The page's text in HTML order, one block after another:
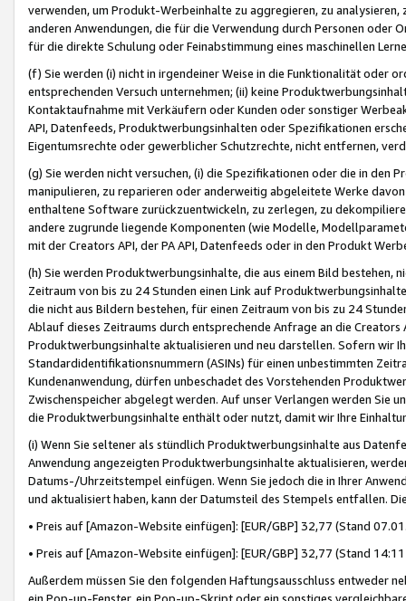
verwenden, um Produkt-Werbeinhalte zu aggregieren, zu
anderen Anwendungen, die für die Verwendung durch Personen
für die direkte Schulung oder Feinabstimmung eines maschinellen
(f) Sie werden (i) nicht in irgendeiner Weise in die Funktionalität oder
entsprechenden Versuch unternehmen; (ii) keine
Kontaktaufnahme mit Verkäufern oder Kunden oder sonstiger
API, Datenfeeds, Produktwerbungsinhalten oder Spezifikationen
Eigentumsrechte oder gewerblicher Schutzrechte, nicht entfernen,
(g) Sie werden nicht versuchen, (i) die Spezifikationen oder die in
manipulieren, zu reparieren oder anderweitig abgeleitete Werke
enthaltene Software zurückzuentwickeln, zu zerlegen, zu
andere zugrunde liegende Komponenten (wie Modelle,
mit der Creators API, der PA API, Datenfeeds oder in den Produkt
(h) Sie werden Produktwerbungsinhalte, die aus einem Bild bestehen,
Zeitraum von bis zu 24 Stunden einen Link auf
die nicht aus Bildern bestehen, für einen Zeitraum von bis zu 24
Ablauf dieses Zeitraums durch entsprechende Anfrage an die
Produktwerbungsinhalte aktualisieren und neu darstellen. Sofern wir
Standardidentifikationsnummern (ASINs) für einen unbestimmten
Kundenanwendung, dürfen unbeschadet des Vorstehenden
Zwischenspeicher abgelegt werden. Auf unser Verlangen werden Sie
die Produktwerbungsinhalte enthält oder nutzt, damit wir Ihre
(i) Wenn Sie seltener als stündlich Produktwerbungsinhalte aus
Anwendung angezeigten Produktwerbungsinhalte aktualisieren,
Datums-/Uhrzeitstempel einfügen. Wenn Sie jedoch die in Ihrer
und aktualisiert haben, kann der Datumsteil des Stempels entfallen.
• Preis auf [Amazon-Website einfügen]: [EUR/GBP] 32,77 (Stand
• Preis auf [Amazon-Website einfügen]: [EUR/GBP] 32,77 (Stand
Außerdem müssen Sie den folgenden Haftungsausschluss entweder
ein Pop-up-Fenster, ein Pop-up-Skript oder ein sonstiges